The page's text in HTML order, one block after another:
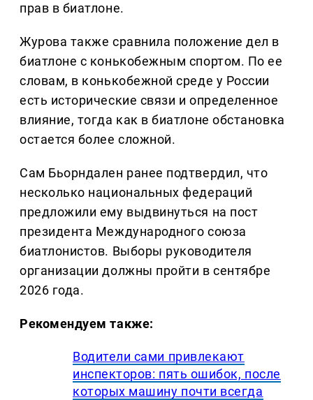
прав в биатлоне.
Журова также сравнила положение дел в
биатлоне с конькобежным спортом. По ее
словам, в конькобежной среде у России
есть исторические связи и определенное
влияние, тогда как в биатлоне обстановка
остается более сложной.
Сам Бьорндален ранее подтвердил, что
несколько национальных федераций
предложили ему выдвинуться на пост
президента Международного союза
биатлонистов. Выборы руководителя
организации должны пройти в сентябре
2026 года.
Рекомендуем также:
Водители сами привлекают
инспекторов: пять ошибок, после
которых машину почти всегда